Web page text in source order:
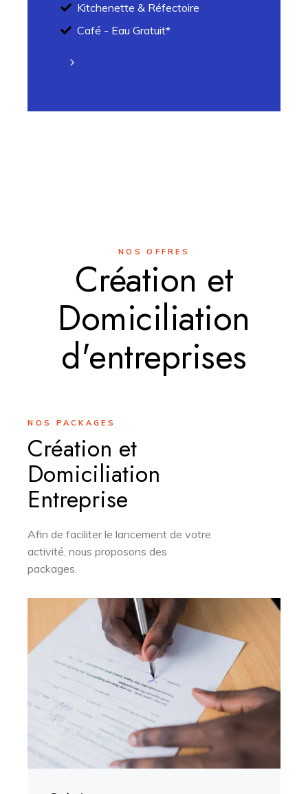
Kitchenette & Réfectoire
Café - Eau Gratuit*
NOS OFFRES
Création et
Domiciliation
d'entreprises
NOS PACKAGES
Création et
Domiciliation
Entreprise
Afin de faciliter le lancement de votre
activité, nous proposons des
packages.